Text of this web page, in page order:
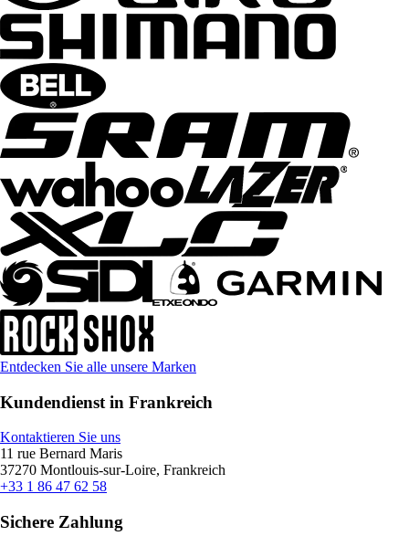
Entdecken Sie alle unsere Marken
Kundendienst in Frankreich
Kontaktieren Sie uns
11 rue Bernard Maris
37270 Montlouis-sur-Loire, Frankreich
+33 1 86 47 62 58
Sichere Zahlung